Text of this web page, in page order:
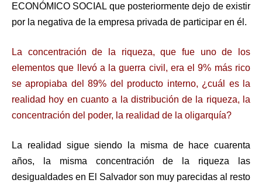
ECONÓMICO SOCIAL que posteriormente dejo de existir
por la negativa de la empresa privada de participar en él.
La concentración de la riqueza, que fue uno de los
elementos que llevó a la guerra civil, era el 9% más rico
se apropiaba del 89% del producto interno, ¿cuál es la
realidad hoy en cuanto a la distribución de la riqueza, la
concentración del poder, la realidad de la oligarquía?
La realidad sigue siendo la misma de hace cuarenta
años, la misma concentración de la riqueza las
desigualdades en El Salvador son muy parecidas al resto